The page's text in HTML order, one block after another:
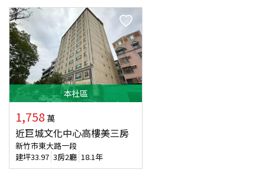
本社區
1,758 萬
近巨城文化中心高樓美三房
新竹市東大路一段
建坪33.97 3房2廳 18.1年